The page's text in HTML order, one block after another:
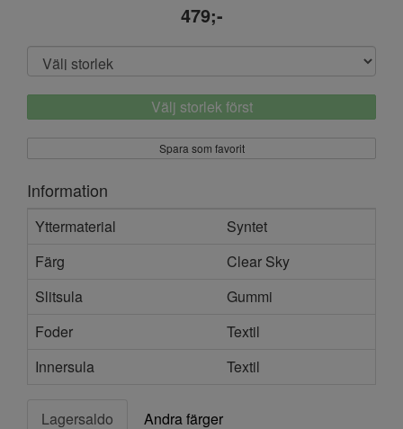
479;-
Välj storlek först
Spara som favorit
Information
Yttermaterial
Syntet
Färg
Clear Sky
Slitsula
Gummi
Foder
Textil
Innersula
Textil
Lagersaldo
Andra färger